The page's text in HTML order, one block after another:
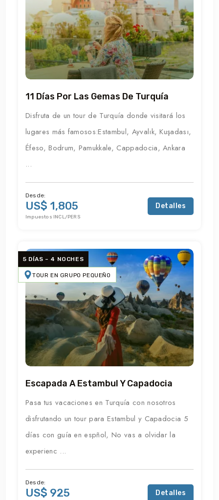
11 Días Por Las Gemas De Turquía
Disfruta de un tour de Turquía donde visitará los
lugares más famosos:Estambul, Ayvalık, Kuşadası,
Éfeso, Bodrum, Pamukkale, Cappadocia, Ankara
...
Desde:
US$ 1,805
Impuestos INCL/PERS
Detalles
5 DÍAS – 4 NOCHES
TOUR EN GRUPO PEQUEÑO
Escapada A Estambul Y Capadocia
Pasa tus vacaciones en Turquía con nosotros
disfrutando un tour para Estambul y Capadocia 5
días con guía en espñol, No vas a olvidar la
experienc ...
Desde:
US$ 925 Detalles